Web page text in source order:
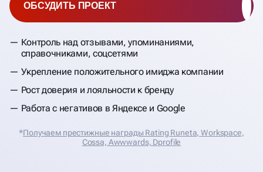
Контроль над отзывами, упоминаниями,
справочниками, соцсетями
Укрепление положительного имиджа компании
Рост доверия и лояльности к бренду
Работа с негативов в Яндексе и Google
ОБСУДИТЬ ПРОЕКТ
*Получаем престижные награды Rating Runeta, Workspace,
Cossa, Аwwwards, Dprofile